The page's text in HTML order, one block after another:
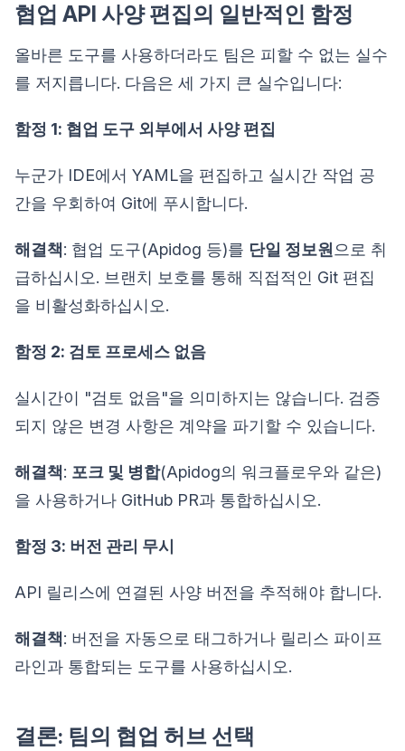
협업 API 사양 편집의 일반적인 함정
올바른 도구를 사용하더라도 팀은 피할 수 없는 실수
를 저지릅니다. 다음은 세 가지 큰 실수입니다:
함정 1: 협업 도구 외부에서 사양 편집
누군가 IDE에서 YAML을 편집하고 실시간 작업 공
간을 우회하여 Git에 푸시합니다.
해결책: 협업 도구(Apidog 등)를 단일 정보원 으로 취
급하십시오. 브랜치 보호를 통해 직접적인 Git 편집
을 비활성화하십시오.
함정 2: 검토 프로세스 없음
실시간이 "검토 없음"을 의미하지는 않습니다. 검증
되지 않은 변경 사항은 계약을 파기할 수 있습니다.
해결책: 포크 및 병합(Apidog의 워크플로우와 같은)
을 사용하거나 GitHub PR과 통합하십시오.
함정 3: 버전 관리 무시
API 릴리스에 연결된 사양 버전을 추적해야 합니다.
해결책: 버전을 자동으로 태그하거나 릴리스 파이프
라인과 통합되는 도구를 사용하십시오.
결론: 팀의 협업 허브 선택